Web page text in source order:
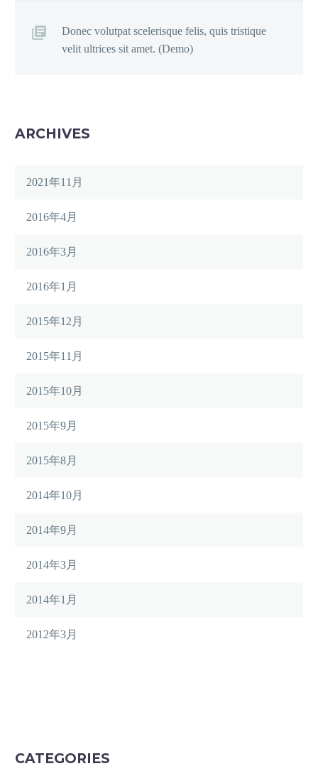
Donec volutpat scelerisque felis, quis tristique
velit ultrices sit amet. (Demo)
ARCHIVES
2021年11月
2016年4月
2016年3月
2016年1月
2015年12月
2015年11月
2015年10月
2015年9月
2015年8月
2014年10月
2014年9月
2014年3月
2014年1月
2012年3月
CATEGORIES